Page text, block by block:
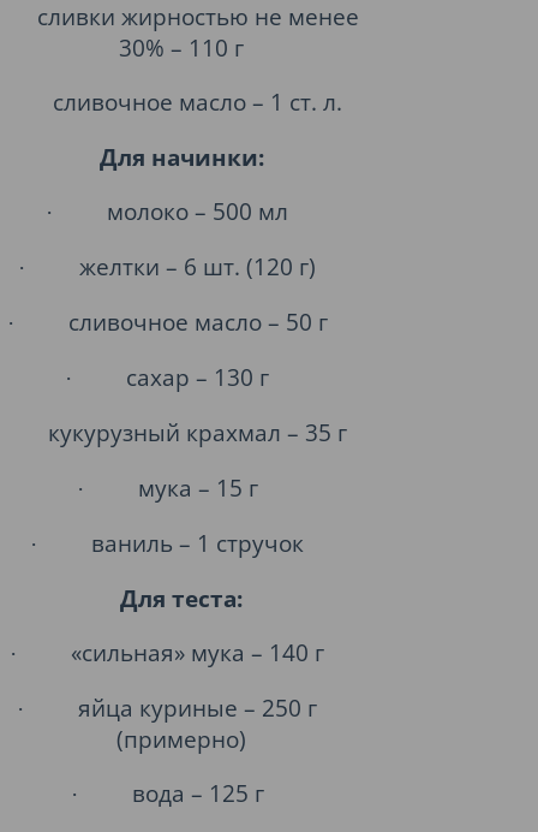
сливки жирностью не менее
30% – 110 г
сливочное масло – 1 ст. л.
Для начинки:
· молоко – 500 мл
· желтки – 6 шт. (120 г)
· сливочное масло – 50 г
·
сахар – 130 г
кукурузный крахмал – 35 г
· мука – 15 г
·
ваниль – 1 стручок
Для теста:
· «сильная» мука – 140 г
·
яйца куриные – 250 г
(примерно)
· вода – 125 г